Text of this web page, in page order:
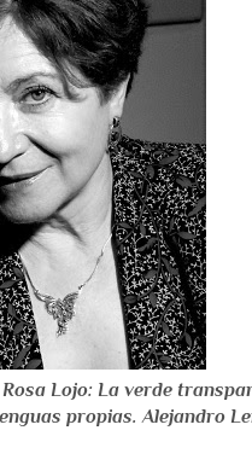
Lojo: La verde
propias. Alejandro